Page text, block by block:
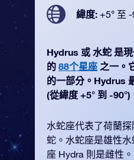
緯度: +5° 至 -
Hydrus 或 水蛇 是
的 88个星座 之一。
的一部分。Hydrus
(從緯度 +5° 到 -90°)
水蛇座代表了荷蘭
蛇。水蛇座是雄性
座 Hydra 則是雌性